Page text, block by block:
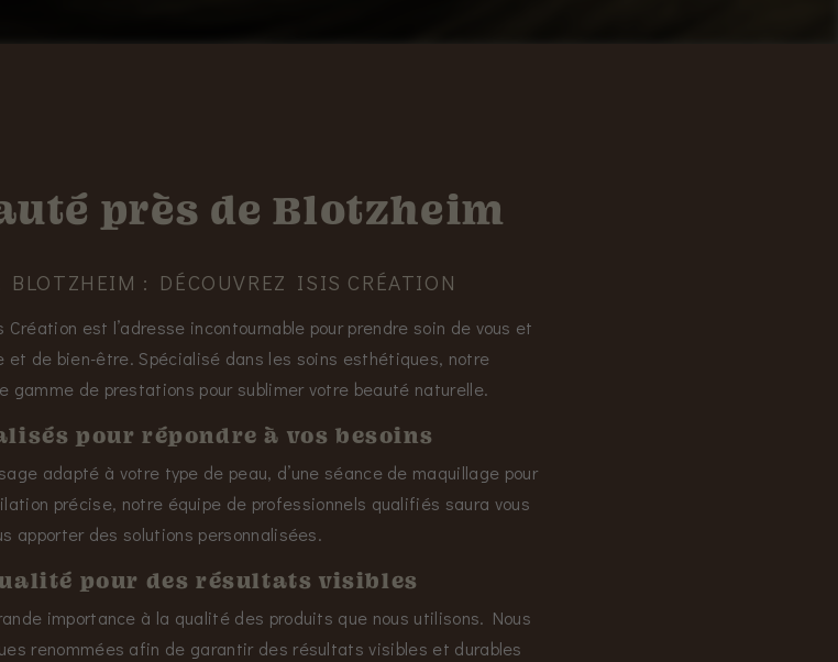
près de Blotzheim
: DÉCOUVREZ ISIS CRÉATION
est l’adresse incontournable pour prendre soin de vous et
et de bien-être. Spécialisé dans les soins esthétiques, notre
gamme de prestations pour sublimer votre beauté naturelle.
pour répondre à vos besoins
adapté à votre type de peau, d’une séance de maquillage pour
précise, notre équipe de professionnels qualifiés saura vous
apporter des solutions personnalisées.
pour des résultats visibles
importance à la qualité des produits que nous utilisons. Nous
renommées afin de garantir des résultats visibles et durables